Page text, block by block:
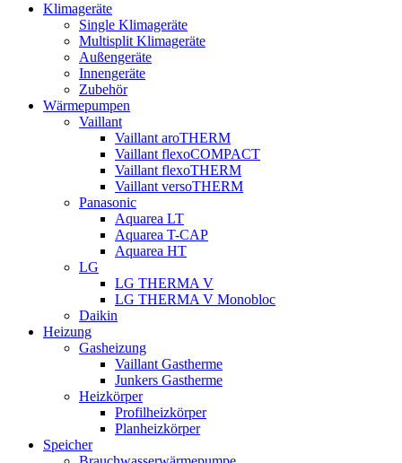
Klimageräte
Single Klimageräte
Multisplit Klimageräte
Außengeräte
Innengeräte
Zubehör
Wärmepumpen
Vaillant
Vaillant aroTHERM
Vaillant flexoCOMPACT
Vaillant flexoTHERM
Vaillant versoTHERM
Panasonic
Aquarea LT
Aquarea T-CAP
Aquarea HT
LG
LG THERMA V
LG THERMA V Monobloc
Daikin
Heizung
Gasheizung
Vaillant Gastherme
Junkers Gastherme
Heizkörper
Profilheizkörper
Planheizkörper
Speicher